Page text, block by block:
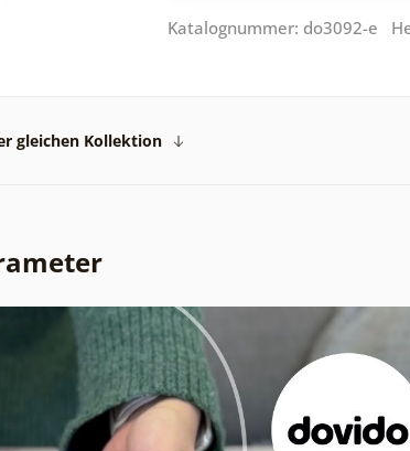
Katalognummer: do3092-e
gleichen Kollektion